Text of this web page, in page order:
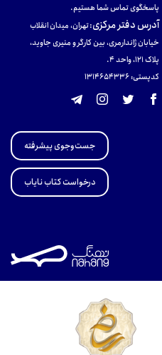
پاسخگوی تماس شما هستیم.
آدرس دفتر مرکزی:تهران، میدان انقلاب
خیابان ژاندارمری، بین کارگر و منیری جاوید،
پلاک 121، واحد ۴.
کدپستی: 131465433۶
جست‌وجوی پیشرفته
درخواست کتاب نایاب